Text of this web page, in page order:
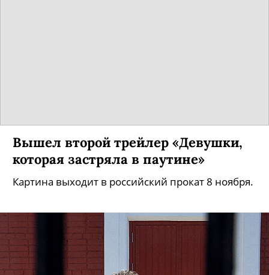
Вышел второй трейлер «Девушки,
которая застряла в паутине»
Картина выходит в российский прокат 8 ноября.